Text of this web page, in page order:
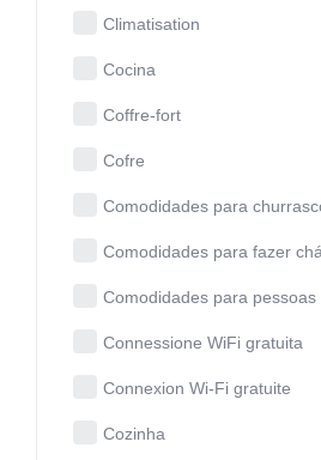
Climatisation
Cocina
Coffre-fort
Cofre
Comodidades para
Comodidades para fazer
Comodidades para
Connessione WiFi gratuita
Connexion Wi-Fi gratuite
Cozinha